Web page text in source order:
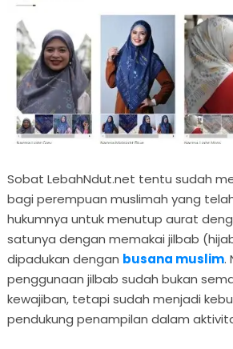
Sobat LebahNdut.net tentu sudah
bagi perempuan muslimah yang
hukumnya untuk menutup aurat
satunya dengan memakai jilbab
dipadukan dengan busana muslim.
penggunaan jilbab sudah bukan
kewajiban, tetapi sudah menjadi
pendukung penampilan dalam